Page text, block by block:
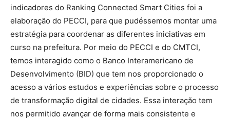
indicadores do Ranking Connected Smart Cities foi a
elaboração do PECCI, para que pudéssemos montar uma
estratégia para coordenar as diferentes iniciativas em
curso na prefeitura. Por meio do PECCI e do CMTCI,
temos interagido como o Banco Interamericano de
Desenvolvimento (BID) que tem nos proporcionado o
acesso a vários estudos e experiências sobre o processo
de transformação digital de cidades. Essa interação tem
nos permitido avançar de forma mais consistente e